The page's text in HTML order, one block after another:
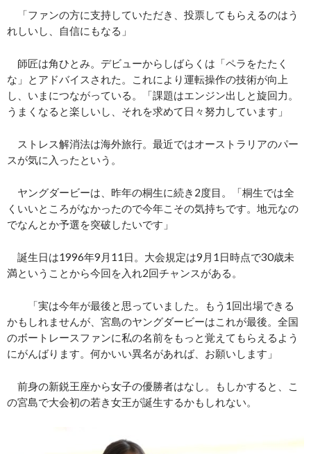
「ファンの方に支持していただき、投票してもらえるのはう
れしいし、自信にもなる」
師匠は角ひとみ。デビューからしばらくは「ペラをたたく
な」とアドバイスされた。これにより運転操作の技術が向上
し、いまにつながっている。「課題はエンジン出しと旋回力。
うまくなると楽しいし、それを求めて日々努力しています」
ストレス解消法は海外旅行。最近ではオーストラリアのパー
スが気に入ったという。
ヤングダービーは、昨年の桐生に続き2度目。「桐生では全
くいいところがなかったので今年こその気持ちです。地元なの
でなんとか予選を突破したいです」
誕生日は1996年9月11日。大会規定は9月1日時点で30歳未
満ということから今回を入れ2回チャンスがある。
「実は今年が最後と思っていました。もう1回出場できる
かもしれませんが、宮島のヤングダービーはこれが最後。全国
のボートレースファンに私の名前をもっと覚えてもらえるよう
にがんばります。何かいい異名があれば、お願いします」
前身の新鋭王座から女子の優勝者はなし。もしかすると、こ
の宮島で大会初の若き女王が誕生するかもしれない。